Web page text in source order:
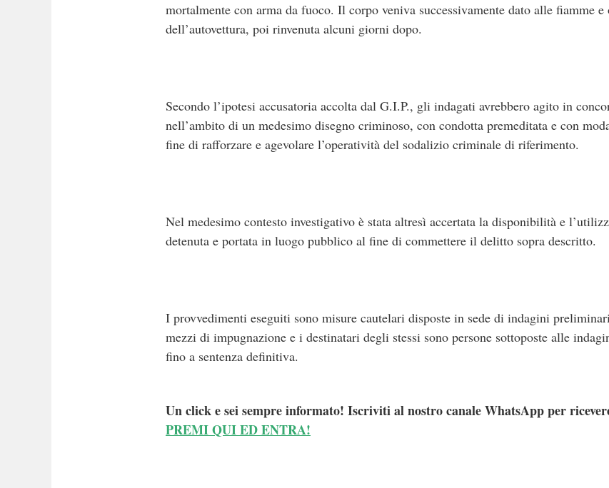
mortalmente con arma da fuoco. Il corpo veniva successivamente dato alle fiamme
dell’autovettura, poi rinvenuta alcuni giorni dopo.
Secondo l’ipotesi accusatoria accolta dal G.I.P., gli indagati avrebbero agito in
nell’ambito di un medesimo disegno criminoso, con condotta premeditata e con
fine di rafforzare e agevolare l’operatività del sodalizio criminale di riferimento.
Nel medesimo contesto investigativo è stata altresì accertata la disponibilità e
detenuta e portata in luogo pubblico al fine di commettere il delitto sopra descritto.
I provvedimenti eseguiti sono misure cautelari disposte in sede di indagini
mezzi di impugnazione e i destinatari degli stessi sono persone sottoposte alle
fino a sentenza definitiva.
Un click e sei sempre informato! Iscriviti al nostro canale WhatsApp per
PREMI QUI ED ENTRA!